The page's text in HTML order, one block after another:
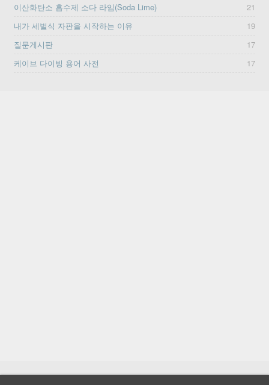
이산화탄소 흡수제 소다 라임(Soda Lime)
21
내가 세벌식 자판을 시작하는 이유
19
질문게시판
17
케이브 다이빙 용어 사전
17